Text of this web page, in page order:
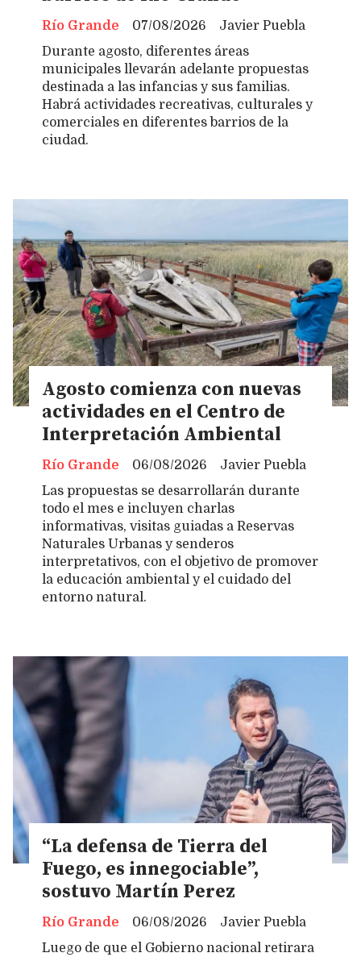
Javier Puebla
Río Grande
07/08/2026
Durante agosto, diferentes áreas
municipales llevarán adelante propuestas
destinada a las infancias y sus familias.
Habrá actividades recreativas, culturales y
comerciales en diferentes barrios de la
ciudad.
Agosto comienza con nuevas
actividades en el Centro de
Interpretación Ambiental
Javier Puebla
Río Grande
06/08/2026
Las propuestas se desarrollarán durante
todo el mes e incluyen charlas
informativas, visitas guiadas a Reservas
Naturales Urbanas y senderos
interpretativos, con el objetivo de promover
la educación ambiental y el cuidado del
entorno natural.
“La defensa de Tierra del
Fuego, es innegociable”,
sostuvo Martín Perez
Javier Puebla
Río Grande
06/08/2026
Luego de que el Gobierno nacional retirara